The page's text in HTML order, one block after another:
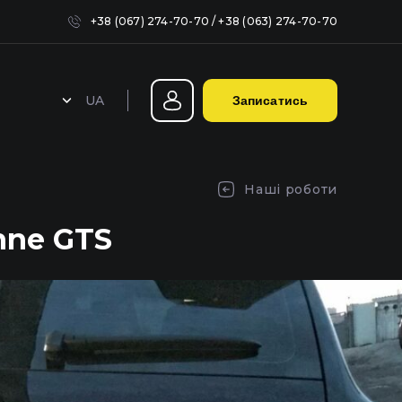
+38 (067) 274-70-70 / +38 (063) 274-70-70
UA Записатись
Наші роботи
GTS